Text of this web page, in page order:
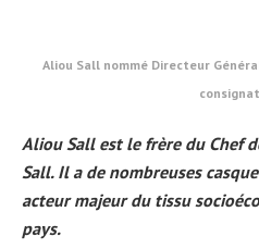
Aliou Sall nommé Directeur
Aliou Sall est le frère du Chef
Sall. Il a de nombreuses
acteur majeur du tissu
pays.